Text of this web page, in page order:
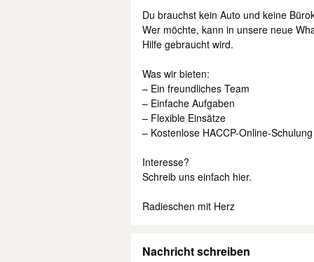
Du brauchst kein Auto und keine
Wer möchte, kann in unsere neue
Hilfe gebraucht wird.
Was wir bieten:
– Ein freundliches Team
– Einfache Aufgaben
– Flexible Einsätze
– Kostenlose HACCP-Online-Schulung
Interesse?
Schreib uns einfach hier.
Radieschen mit Herz
Nachricht schreiben